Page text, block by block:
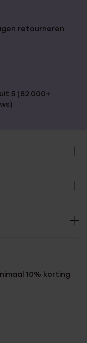
retourneren
5 (82.000+
10% korting